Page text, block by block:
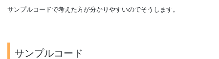
サンプルコードで考えた方が分かりやすいのでそうします。
サンプルコード